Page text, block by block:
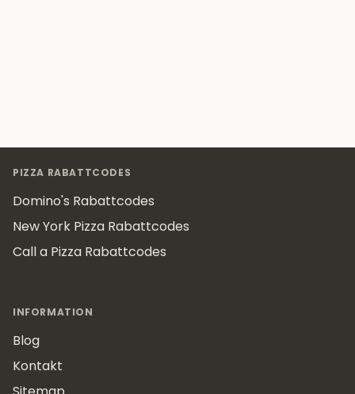
PIZZA RABATTCODES
Domino's Rabattcodes
New York Pizza Rabattcodes
Call a Pizza Rabattcodes
INFORMATION
Blog
Kontakt